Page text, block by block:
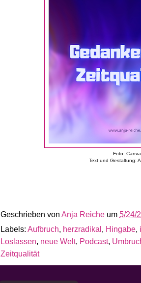
Foto: Canva
Text und Gestaltung:
Geschrieben von Anja Reiche um 5/24/
Labels: Aufbruch, herzradikal , Hingabe,
Loslassen, neue Welt, Podcast,
Zeitqualität